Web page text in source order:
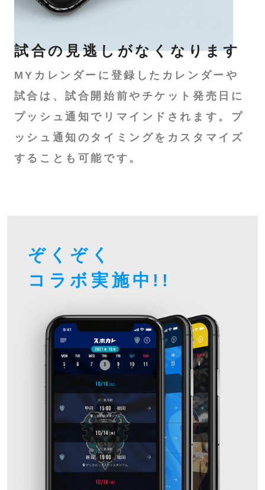
試合の見逃しがなくなります
MYカレンダーに登録したカレンダーや
試合は、試合開始前やチケット発売日に
プッシュ通知でリマインドされます。プ
ッシュ通知のタイミングをカスタマイズ
することも可能です。
ぞくぞく
コラボ 実施中!!